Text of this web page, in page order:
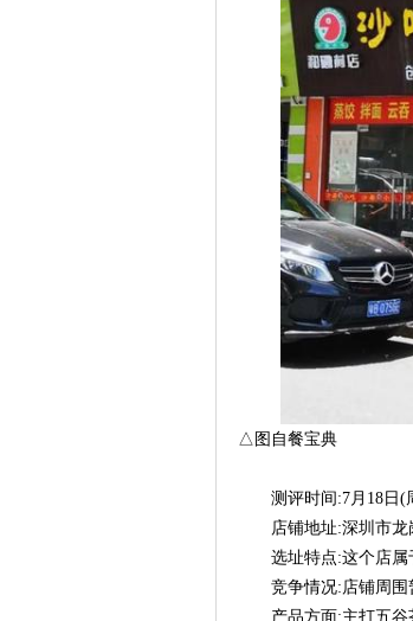
△图自餐宝典
测评时间:7月18日(
店铺地址:深圳市
选址特点:这个店
竞争情况:店铺周
产品方面:主打五